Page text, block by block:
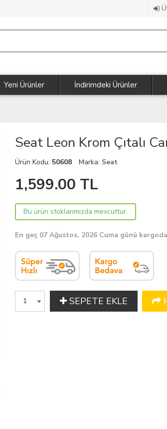
Yeni Ürünler İndirimdeki Ürünler
Seat Leon Krom Çıtalı
Ürün Kodu: 50608 Marka: Seat
1,599.00 TL
Bu ürün stoklarımızda mevcuttur.
En geç 07 Ağustos, 2026 Cuma günü
SEPETE EKLE